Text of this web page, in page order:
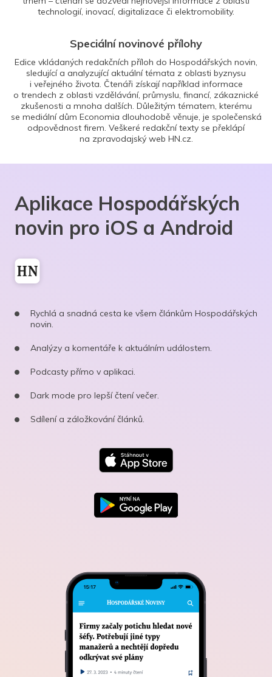
technologií, inovací, digitalizace či elektromobility.
Speciální novinové přílohy
Edice vkládaných redakčních příloh do Hospodářských novin,
sledující a analyzující aktuální témata z oblasti byznysu
i veřejného života. Čtenáři získají například informace
o trendech z oblasti vzdělávání, průmyslu, financí, zákaznické
zkušenosti a mnoha dalších. Důležitým tématem, kterému
se mediální dům Economia dlouhodobě věnuje, je společenská
odpovědnost firem. Veškeré redakční texty se překlápí
na zpravodajský web HN.cz.
Aplikace Hospodářských
novin pro iOS a Android
Rychlá a snadná cesta ke všem článkům Hospodářských
novin.
Analýzy a komentáře k aktuálním událostem.
Podcasty přímo v aplikaci.
Dark mode pro lepší čtení večer.
Sdílení a záložkování článků.